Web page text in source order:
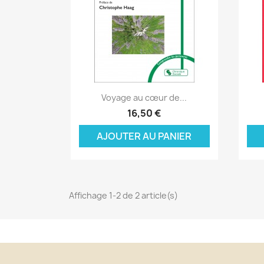
Aperçu rapide
Voyage au cœur de...
16,50 €
AJOUTER AU PANIER
Affichage 1-2 de 2 article(s)